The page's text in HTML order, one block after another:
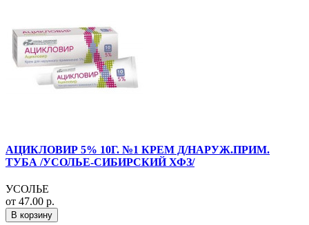
АЦИКЛОВИР 5% 10Г. №1 КРЕМ Д/НАРУЖ.ПРИМ.
ТУБА /УСОЛЬЕ-СИБИРСКИЙ ХФЗ/
УСОЛЬЕ
от 47.00 р.
В корзину